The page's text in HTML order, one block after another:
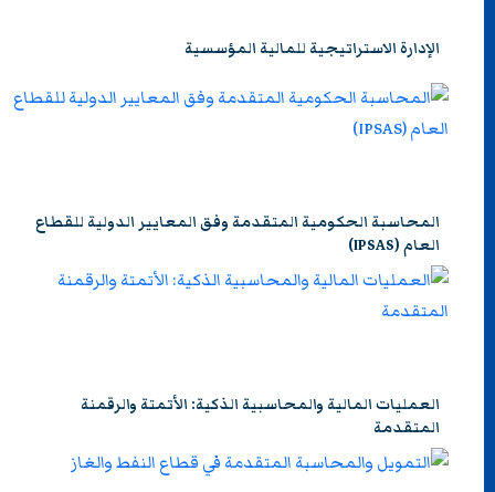
الإدارة الاستراتيجية للمالية المؤسسية
المحاسبة الحكومية المتقدمة وفق المعايير الدولية للقطاع
العام (IPSAS)
العمليات المالية والمحاسبية الذكية: الأتمتة والرقمنة
المتقدمة